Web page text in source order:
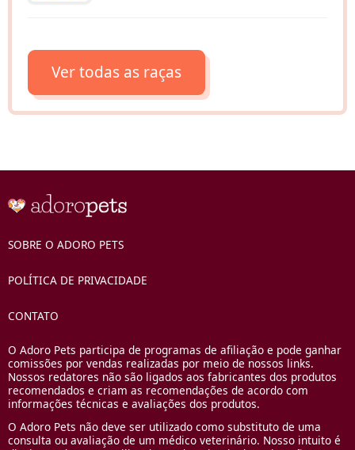
Ver todas as raças
SOBRE O ADORO PETS
POLÍTICA DE PRIVACIDADE
CONTATO
O Adoro Pets participa de programas de afiliação e pode ganhar
comissões por vendas realizadas por meio de nossos links.
Nossos redatores não são ligados aos fabricantes dos produtos
recomendados e criam as recomendações de acordo com
informações técnicas e avaliações dos produtos.
O Adoro Pets não deve ser utilizado como substituto de uma
consulta ou avaliação de um médico veterinário. Nosso intuito é